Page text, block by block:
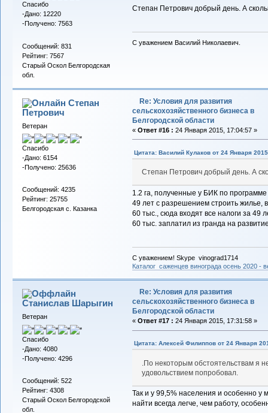
Спасибо
-Дано: 12220
-Получено: 7563
Сообщений: 831
Рейтинг: 7567
Старый Оскол Белгородская
обл.
Степан Петрович добрый день. А
С уважением Василий Николаевич.
Степан
Петрович
Ветеран
Спасибо
-Дано: 6154
-Получено: 25636
Сообщений: 4235
Рейтинг: 25755
Белгородская с. Казанка
Re: Условия для развития
сельскохозяйственного бизнеса в
Белгородской области
« Ответ #16 : 24 Января 2015, 17:04:57 »
Цитата: Василий Кулаков от 24 Января
Степан Петрович добрый день. А
1.2 га, полученные у БИК по
49 лет с разрешением строить жилье,
60 тыс., сюда входят все налоги за 49
60 тыс. заплатил из гранда на
С уважением! Skype vinograd1714
Каталог саженцев винограда осень 2020 -
Станислав Шарыгин
Ветеран
Спасибо
-Дано: 4080
-Получено: 4296
Сообщений: 522
Рейтинг: 4308
Старый Оскол Белгородской
обл.
Re: Условия для развития
сельскохозяйственного бизнеса в
Белгородской области
« Ответ #17 : 24 Января 2015, 17:31:58 »
Цитата: Алексей Филиппов от 24 Января
.По некоторым обстоятельствам я
удовольствием попробовал.
Так и у 99,5% населения и особенно у
найти всегда легче, чем работу,